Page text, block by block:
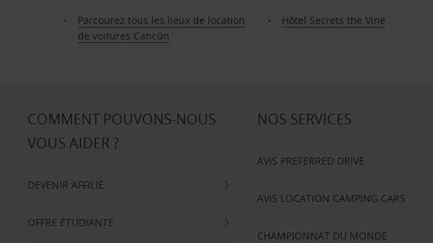
Parcourez tous les lieux de location
de voitures Cancún
Hôtel Secrets the Vine
COMMENT POUVONS-NOUS
VOUS AIDER ?
DEVENIR AFFILIÉ
OFFRE ÉTUDIANTE
NOS SERVICES
AVIS PREFERRED DRIVE
AVIS LOCATION CAMPING CARS
CHAMPIONNAT DU MONDE